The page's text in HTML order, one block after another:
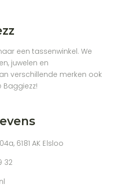
een tassenwinkel. We
juwelen en
verschillende merken ook
Baggiezz!
6181 AK Elsloo
32